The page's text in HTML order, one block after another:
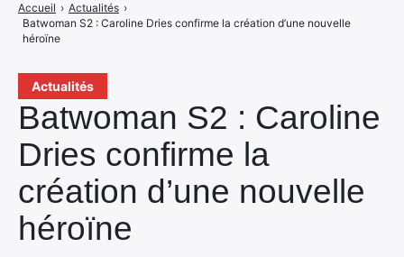
Actualités
Batwoman S2 : Caroline
Dries confirme la
création d’une nouvelle
héroïne
Accueil › Actualités ›
Batwoman S2 : Caroline Dries confirme la création d’une nouvelle
héroïne